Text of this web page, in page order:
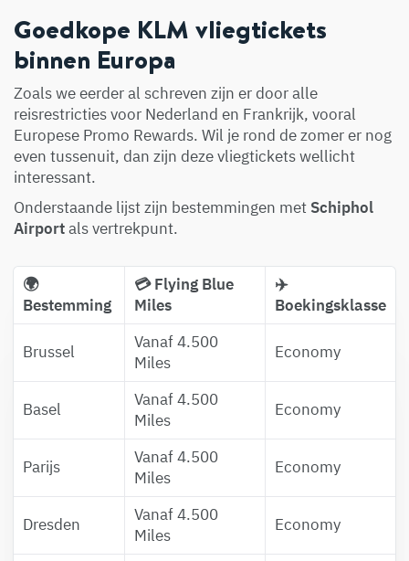
Goedkope KLM vliegtickets
binnen Europa
Zoals we eerder al schreven zijn er door alle
reisrestricties voor Nederland en Frankrijk, vooral
Europese Promo Rewards. Wil je rond de zomer er nog
even tussenuit, dan zijn deze vliegtickets wellicht
interessant.
Onderstaande lijst zijn bestemmingen met Schiphol
Airportals vertrekpunt.
🌍
Bestemming
💳 Flying Blue
Miles
✈️
Boekingsklasse
Brussel
Vanaf 4.500
Miles
Economy
Basel
Vanaf 4.500
Miles
Economy
Parijs
Vanaf 4.500
Miles
Economy
Dresden
Vanaf 4.500
Miles
Economy